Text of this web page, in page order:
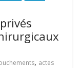
, actes